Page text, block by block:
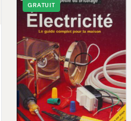
GRATUIT